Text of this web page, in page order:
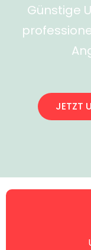
Günstige
JETZT